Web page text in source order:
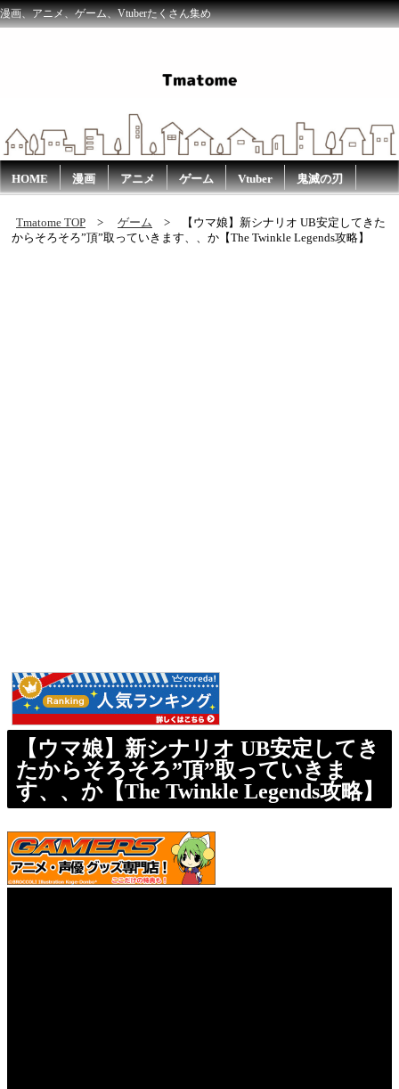
漫画、アニメ、ゲーム、Vtuberたくさん集め
HOME 漫画 アニメ ゲーム Vtuber 鬼滅の刃
Tmatome TOP ゲーム
【ウマ娘】新シナリオ UB安定してきた
からそろそろ”頂”取っていきます、、か【The Twinkle Legends攻略】
【ウマ娘】新シナリオ UB安定してき
たからそろそろ”頂”取っていきま
す、、か【The Twinkle Legends攻略】